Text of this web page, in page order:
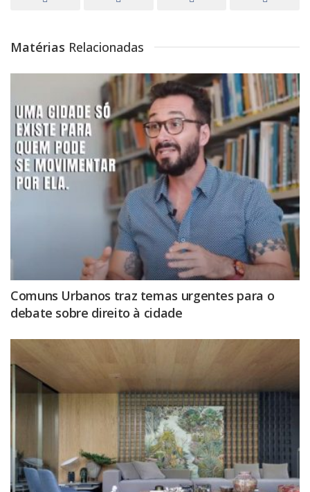
Matérias Relacionadas
Comuns Urbanos traz temas urgentes para o
debate sobre direito à cidade